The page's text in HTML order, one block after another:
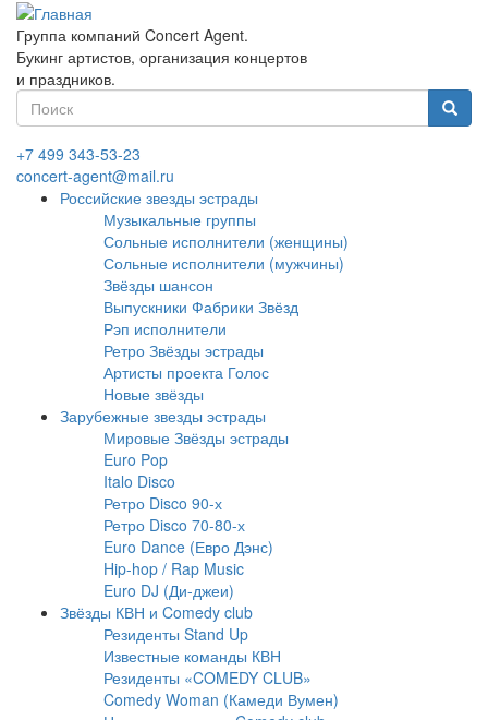
Перейти
основному
содержанию
Группа компаний Concert Agent.
Букинг артистов, организация концертов
и праздников.
Форма
поиска
+7 499 343-53-23
concert-agent@mail.ru
Российские звезды эстрады
Музыкальные группы
Сольные исполнители (женщины)
Сольные исполнители (мужчины)
Звёзды шансон
Выпускники Фабрики Звёзд
Рэп исполнители
Ретро Звёзды эстрады
Артисты проекта Голос
Новые звёзды
Зарубежные звезды эстрады
Мировые Звёзды эстрады
Euro Pop
Italo Disco
Ретро Disco 90-х
Ретро Disco 70-80-х
Euro Dance (Евро Дэнс)
Hip-hop / Rap Music
Euro DJ (Ди-джеи)
Звёзды КВН и Comedy club
Резиденты Stand Up
Известные команды КВН
Резиденты «COMEDY CLUB»
Comedy Woman (Камеди Вумен)